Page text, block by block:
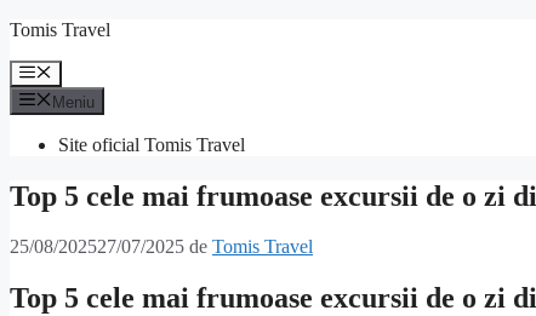
Sari
conținut
Tomis Travel
Meniu
Meniu
Site oficial Tomis Travel
Top 5 cele mai frumoase excursii de o zi
25/08/202527/07/2025 de Tomis Travel
Top 5 cele mai frumoase excursii de o zi